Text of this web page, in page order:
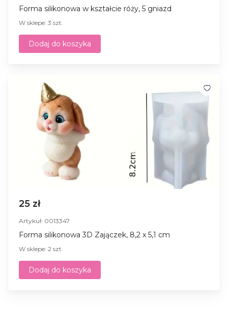
Forma silikonowa w kształcie róży, 5 gniazd
W sklepe: 3 szt.
Dodaj do koszyka
25 zł
Artykuł: 0013347
Forma silikonowa 3D Zajączek, 8,2 x 5,1 cm
W sklepe: 2 szt.
Dodaj do koszyka